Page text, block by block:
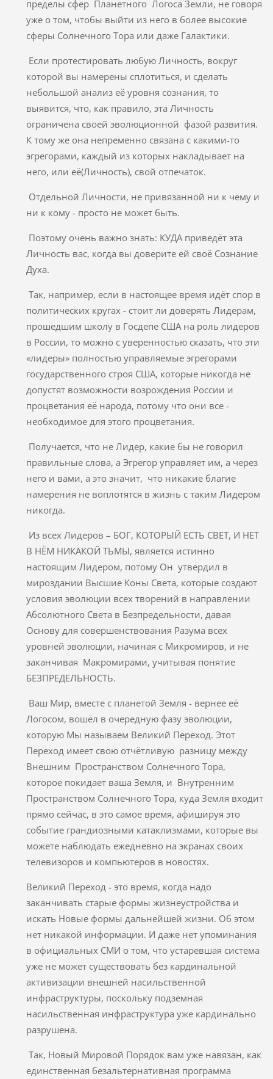
пределы сфер Планетного Логоса Земли, не говоря
уже о том, чтобы выйти из него в более высокие
сферы Солнечного Тора или даже Галактики.
Если протестировать любую Личность, вокруг
которой вы намерены сплотиться, и сделать
небольшой анализ её уровня сознания, то
выявится, что, как правило, эта Личность
ограничена своей эволюционной фазой развития.
К тому же она непременно связана с какими-то
эгрегорами, каждый из которых накладывает на
него, или её(Личность), свой отпечаток.
Отдельной Личности, не привязанной ни к чему и
ни к кому - просто не может быть.
Поэтому очень важно знать: КУДА приведёт эта
Личность вас, когда вы доверите ей своё Сознание
Духа.
Так, например, если в настоящее время идёт спор в
политических кругах - стоит ли доверять Лидерам,
прошедшим школу в Госдепе США на роль лидеров
в России, то можно с уверенностью сказать, что эти
«лидеры» полностью управляемые эгрегорами
государственного строя США, которые никогда не
допустят возможности возрождения России и
процветания её народа, потому что они все -
необходимое для этого процветания.
Получается, что не Лидер, какие бы не говорил
правильные слова, а Эгрегор управляет им, а через
него и вами, а это значит, что никакие благие
намерения не воплотятся в жизнь с таким Лидером
никогда.
Из всех Лидеров – БОГ, КОТОРЫЙ ЕСТЬ СВЕТ, И НЕТ
В НЁМ НИКАКОЙ ТЬМЫ, является истинно
настоящим Лидером, потому Он утвердил в
мироздании Высшие Коны Света, которые создают
условия эволюции всех творений в направлении
Абсолютного Света в Безпредельности, давая
Основу для совершенствования Разума всех
уровней эволюции, начиная с Микромиров, и не
заканчивая Макромирами, учитывая понятие
БЕЗПРЕДЕЛЬНОСТЬ.
Ваш Мир, вместе с планетой Земля - вернее её
Логосом, вошёл в очередную фазу эволюции,
которую Мы называем Великий Переход. Этот
Переход имеет свою отчётливую разницу между
Внешним Пространством Солнечного Тора,
которое покидает ваша Земля, и Внутренним
Пространством Солнечного Тора, куда Земля входит
прямо сейчас, в это самое время, афишируя это
событие грандиозными катаклизмами, которые вы
можете наблюдать ежедневно на экранах своих
телевизоров и компьютеров в новостях.
Великий Переход - это время, когда надо
заканчивать старые формы жизнеустройства и
искать Новые формы дальнейшей жизни. Об этом
нет никакой информации. И даже нет упоминания
в официальных СМИ о том, что устаревшая система
уже не может существовать без кардинальной
активизации внешней насильственной
инфраструктуры, поскольку подземная
насильственная инфраструктура уже кардинально
разрушена.
Так, Новый Мировой Порядок вам уже навязан, как
единственная безальтернативная программа